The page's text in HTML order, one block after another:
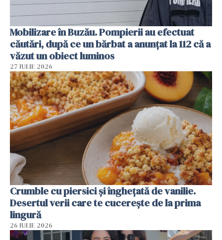
Mobilizare în Buzău. Pompierii au efectuat
căutări, după ce un bărbat a anunțat la 112 că a
văzut un obiect luminos
27 IULIE 2026
Crumble cu piersici și înghețată de vanilie.
Desertul verii care te cucerește de la prima
lingură
26 IULIE 2026